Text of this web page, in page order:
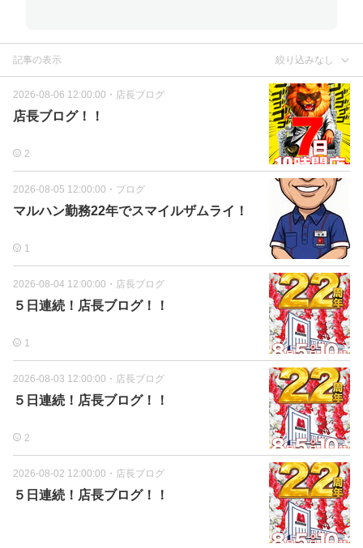
記事の表示 絞り込みなし
2026-08-06 12:00:00 ・ 店長ブログ
店長ブログ！！
2
2026-08-05 12:00:00 ・ ブログ
マルハン勤務22年でスマイルザムライ！
1
2026-08-04 12:00:00 ・ 店長ブログ
５日連続！店長ブログ！！
1
2026-08-03 12:00:00 ・ 店長ブログ
５日連続！店長ブログ！！
2
2026-08-02 12:00:00 ・ 店長ブログ
５日連続！店長ブログ！！